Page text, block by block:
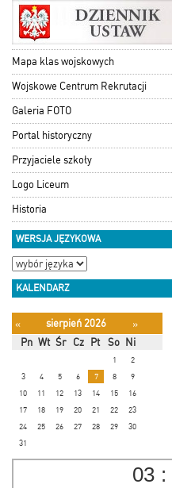
Mapa klas wojskowych
Wojskowe Centrum Rekrutacji
Galeria FOTO
Portal historyczny
Przyjaciele szkoły
Logo Liceum
Historia
WERSJA JĘZYKOWA
KALENDARZ
« sierpień 2026
»
Pn Wt Śr Cz Pt So Ni
1
2
3
4 5 6 7 8
9
10
11 12 13 14 15
16
17
18 19 20 21 22
23
24
25 26 27 28 29
30
31
03 :